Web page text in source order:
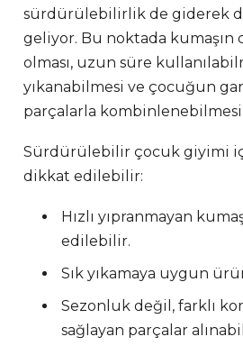
sürdürülebilirlik de giderek
geliyor. Bu noktada kumaşın
olması, uzun süre
yıkanabilmesi ve çocuğun
parçalarla
Sürdürülebilir çocuk giyimi
dikkat edilebilir:
Hızlı yıpranmayan
edilebilir.
Sık yıkamaya uygun
Sezonluk değil, farklı
sağlayan parçalar